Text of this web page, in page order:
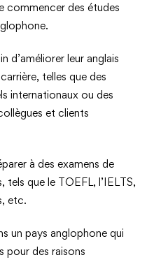
commencer des études
d’améliorer leur anglais
telles que des
internationaux ou des
et clients
à des examens de
tels que le TOEFL, l’IELTS,
etc.
un pays anglophone qui
pour des raisons